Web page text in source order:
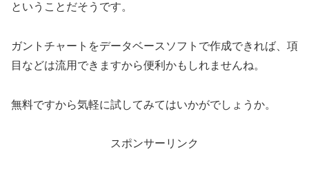
ということだそうです。
ガントチャートをデータベースソフトで作成できれば、項
目などは流用できますから便利かもしれませんね。
無料ですから気軽に試してみてはいかがでしょうか。
スポンサーリンク